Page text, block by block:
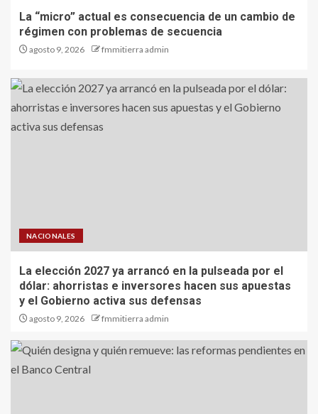
La “micro” actual es consecuencia de un cambio de
régimen con problemas de secuencia
agosto 9, 2026 fmmitierra admin
NACIONALES
La elección 2027 ya arrancó en la pulseada por el
dólar: ahorristas e inversores hacen sus apuestas
y el Gobierno activa sus defensas
agosto 9, 2026 fmmitierra admin